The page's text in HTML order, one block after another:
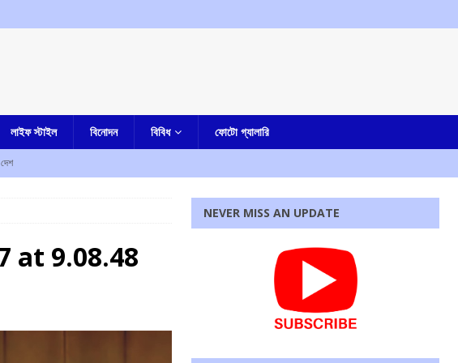
লাইফ স্টাইল বিনোদন বিবিধ ফোটো গ্যালারি
নয়, দাবি করে ঘটনার নিন্দা শমীক ভট্টাচার্যর
আমার বাংলা
বিক্ষোভ
আমার বাংলা
উত্তেজনা ডোমজুর এলাকায়.. বাংলা
at 9.08.48
NEVER MISS AN UPDATE